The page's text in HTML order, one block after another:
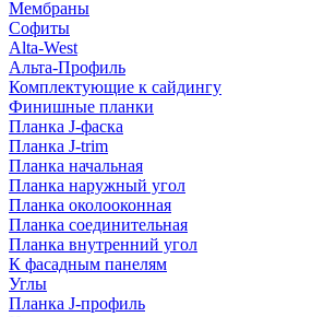
Мембраны
Софиты
Alta-West
Альта-Профиль
Комплектующие к сайдингу
Финишные планки
Планка J-фаска
Планка J-trim
Планка начальная
Планка наружный угол
Планка околооконная
Планка соединительная
Планка внутренний угол
К фасадным панелям
Углы
Планка J-профиль